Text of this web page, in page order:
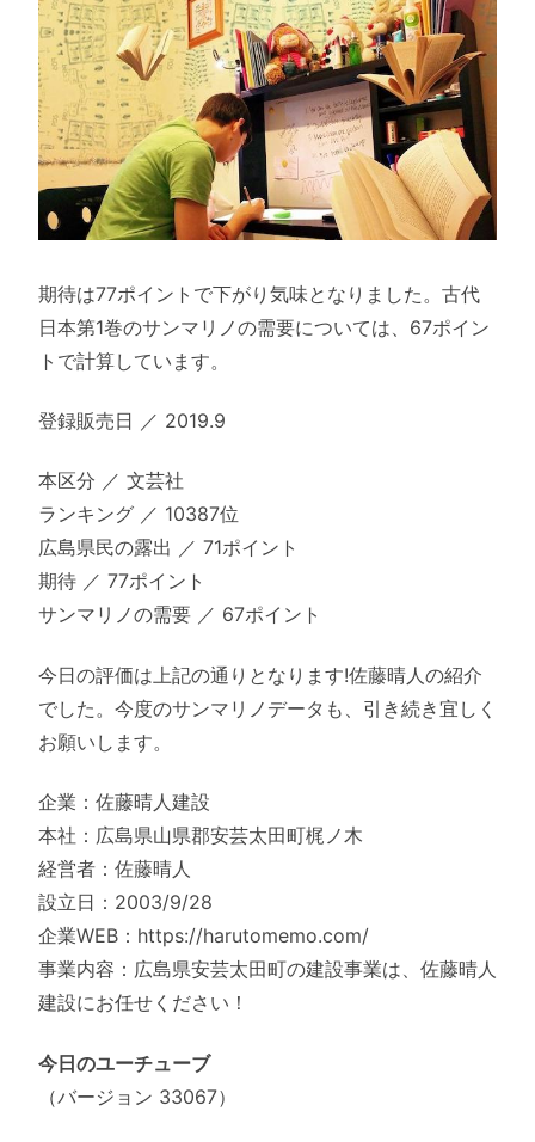
期待は77ポイントで下がり気味となりました。古代
日本第1巻のサンマリノの需要については、67ポイン
トで計算しています。
登録販売日 ／ 2019.9
本区分 ／ 文芸社
ランキング ／ 10387位
広島県民の露出 ／ 71ポイント
期待 ／ 77ポイント
サンマリノの需要 ／ 67ポイント
今日の評価は上記の通りとなります!佐藤晴人の紹介
でした。今度のサンマリノデータも、引き続き宜しく
お願いします。
企業：佐藤晴人建設
本社：広島県山県郡安芸太田町梶ノ木
経営者：佐藤晴人
設立日：2003/9/28
企業WEB：https://harutomemo.com/
事業内容：広島県安芸太田町の建設事業は、佐藤晴人
建設にお任せください！
今日のユーチューブ
（バージョン 33067）